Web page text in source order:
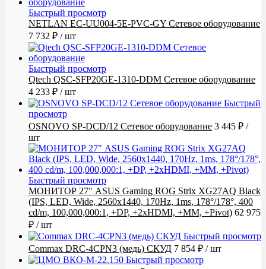
Быстрый просмотр
NETLAN EC-UU004-5E-PVC-GY Сетевое оборудование
7 732 ₽ / шт
Быстрый просмотр
Qtech QSC-SFP20GE-1310-DDM Сетевое оборудование
4 233 ₽ / шт
Быстрый
просмотр
OSNOVO SP-DCD/12 Сетевое оборудование 3 445 ₽ /
шт
Быстрый просмотр
МОНИТОР 27" ASUS Gaming ROG Strix XG27AQ Black
(IPS, LED, Wide, 2560x1440, 170Hz, 1ms, 178°/178°, 400
cd/m, 100,000,000:1, +DP, +2хHDMI, +MM, +Pivot) 62 975
₽ / шт
Быстрый просмотр
Commax DRC-4CPN3 (медь) СКУД 7 854 ₽ / шт
Быстрый просмотр